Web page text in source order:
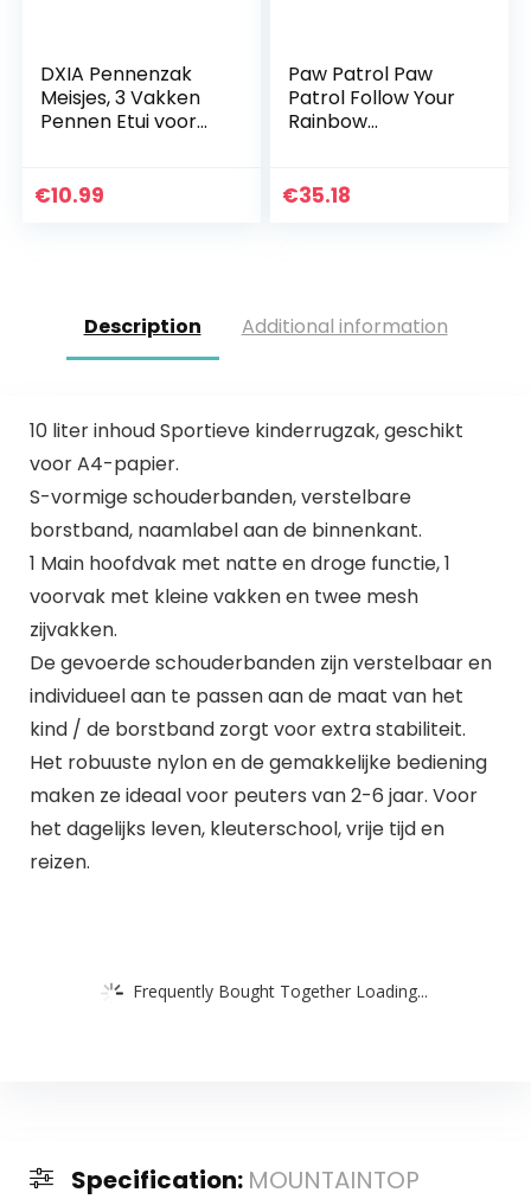
DXIA Pennenzak
Meisjes, 3 Vakken
Pennen Etui voor
Etui Canvas met
€10.99
Paw Patrol Paw
Patrol Follow Your
Rainbow
Violeta, 27x33x11
€35.18
Description Additional information
10 liter inhoud Sportieve kinderrugzak, geschikt
voor A4-papier.
S-vormige schouderbanden, verstelbare
borstband, naamlabel aan de binnenkant.
1 Main hoofdvak met natte en droge functie, 1
voorvak met kleine vakken en twee mesh
zijvakken.
De gevoerde schouderbanden zijn verstelbaar en
individueel aan te passen aan de maat van het
kind / de borstband zorgt voor extra stabiliteit.
Het robuuste nylon en de gemakkelijke bediening
maken ze ideaal voor peuters van 2-6 jaar. Voor
het dagelijks leven, kleuterschool, vrije tijd en
reizen.
Frequently Bought Together Loading...
Specification: MOUNTAINTOP